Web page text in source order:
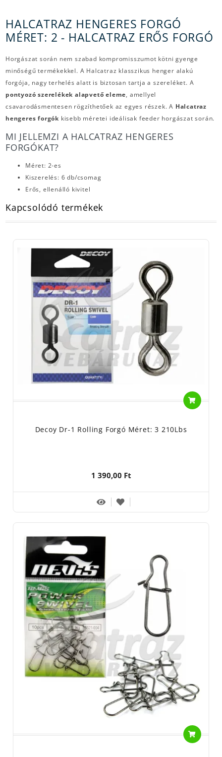
HALCATRAZ HENGERES FORGÓ
MÉRET: 2 - HALCATRAZ ERŐS FORGÓ
Horgászat során nem szabad kompromisszumot kötni gyenge
minőségű termékekkel. A Halcatraz klasszikus henger alakú
forgója, nagy terhelés alatt is biztosan tartja a szereléket. A
pontyozó szerelékek alapvető eleme, amellyel
csavarodásmentesen rögzíthetőek az egyes részek. A Halcatraz
hengeres forgók kisebb méretei ideálisak feeder horgászat során.
MI JELLEMZI A HALCATRAZ HENGERES
FORGÓKAT?
Méret: 2-es
Kiszerelés: 6 db/csomag
Erős, ellenálló kivitel
Kapcsolódó termékek
Decoy Dr-1 Rolling Forgó Méret: 3 210Lbs
1 390,00 Ft